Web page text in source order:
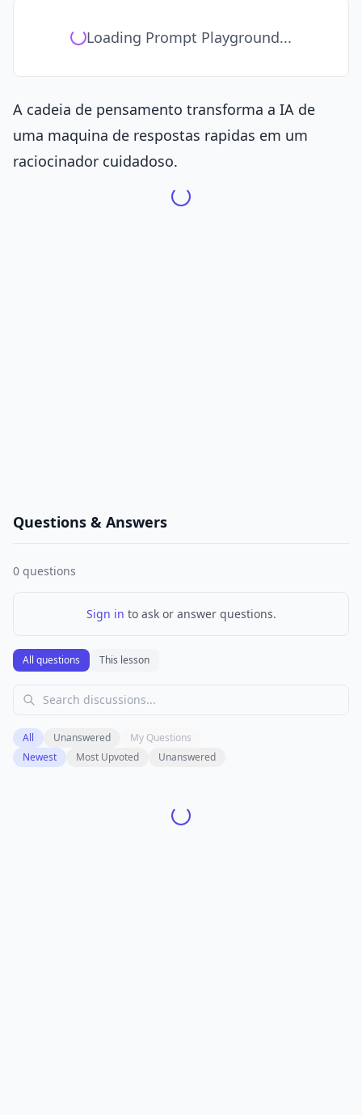
Loading Prompt Playground...
A cadeia de pensamento transforma a IA de
uma maquina de respostas rapidas em um
raciocinador cuidadoso.
Questions & Answers
0 questions
Sign in to ask or answer questions.
All questions This lesson
All Unanswered
My Questions
Newest
Most Upvoted Unanswered